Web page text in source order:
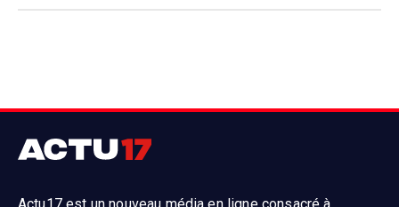
Actu17 est un nouveau média en ligne consacré à